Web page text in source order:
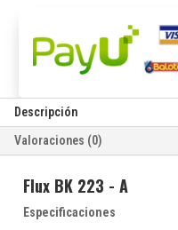
Descripción
Valoraciones (0)
Flux BK 223 - A
Especificaciones